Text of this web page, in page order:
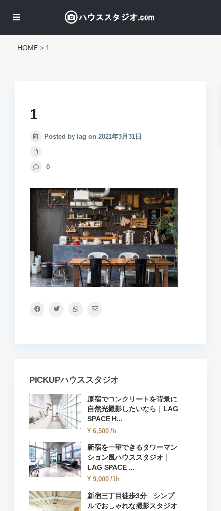
HOME > 1
1
Posted by lag on 2021年3月31日
0
PICKUPハウススタジオ
原宿でコンクリートを背景に
自然光撮影したいなら｜LAG
SPACE H...
¥ 6,500 /h
新宿を一望できるタワーマン
ション風ハウススタジオ｜
LAG SPACE ...
¥ 9,000 /1h
新宿三丁目徒歩3分 シンプ
ルでおしゃれな撮影スタジオ